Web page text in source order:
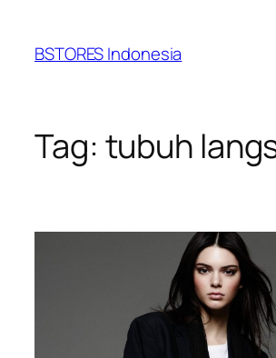
konten
BSTORES Indonesia
Tag: tubuh